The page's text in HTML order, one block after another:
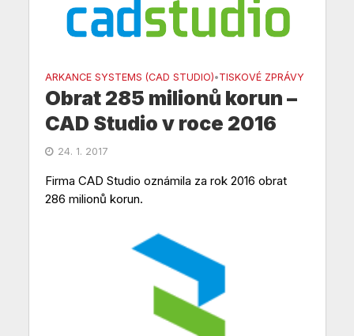
ARKANCE SYSTEMS (CAD STUDIO)•TISKOVÉ ZPRÁVY
Obrat 285 milionů korun –
CAD Studio v roce 2016
24. 1. 2017
Firma CAD Studio oznámila za rok 2016 obrat
286 milionů korun.